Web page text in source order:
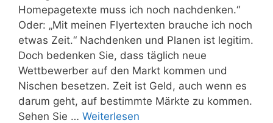
Homepagetexte muss ich noch nachdenken.“
Oder: „Mit meinen Flyertexten brauche ich noch
etwas Zeit.“ Nachdenken und Planen ist legitim.
Doch bedenken Sie, dass täglich neue
Wettbewerber auf den Markt kommen und
Nischen besetzen. Zeit ist Geld, auch wenn es
darum geht, auf bestimmte Märkte zu kommen.
Sehen Sie … Weiterlesen